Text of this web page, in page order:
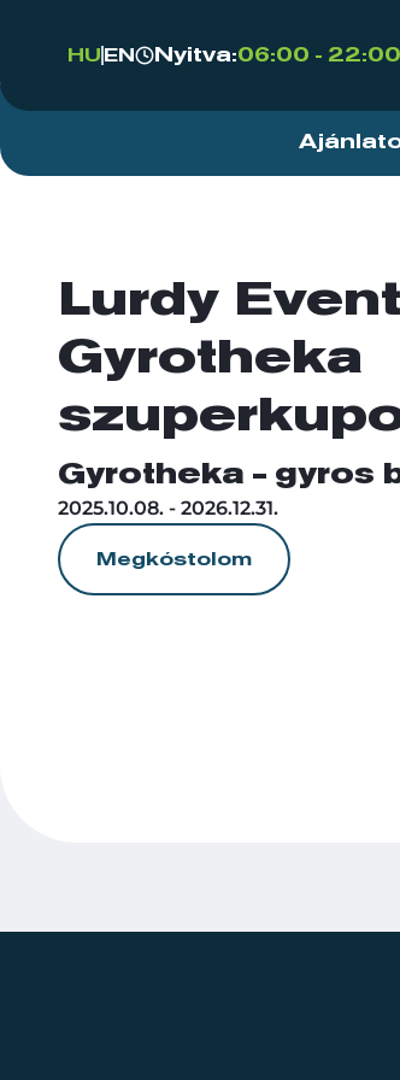
HU EN Nyitva:06:00 - 22:00
Lurdy
Gyrotheka
Gyrotheka - gyros
2025.10.08. - 2026.12.31.
Megkóstolom